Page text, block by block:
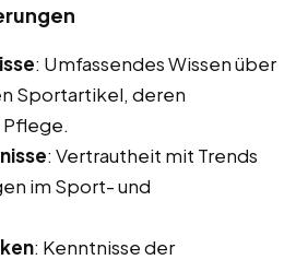
: Umfassendes Wissen über
Sportartikel, deren
Pflege.
: Vertrautheit mit Trends
im Sport- und
: Kenntnisse der